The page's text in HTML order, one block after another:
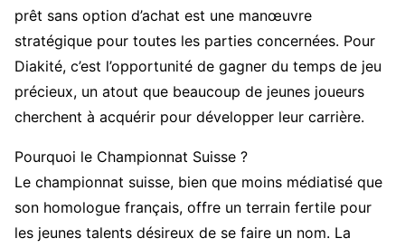
prêt sans option d’achat est une manœuvre
stratégique pour toutes les parties concernées. Pour
Diakité, c’est l’opportunité de gagner du temps de jeu
précieux, un atout que beaucoup de jeunes joueurs
cherchent à acquérir pour développer leur carrière.
Pourquoi le Championnat Suisse ?
Le championnat suisse, bien que moins médiatisé que
son homologue français, offre un terrain fertile pour
les jeunes talents désireux de se faire un nom. La